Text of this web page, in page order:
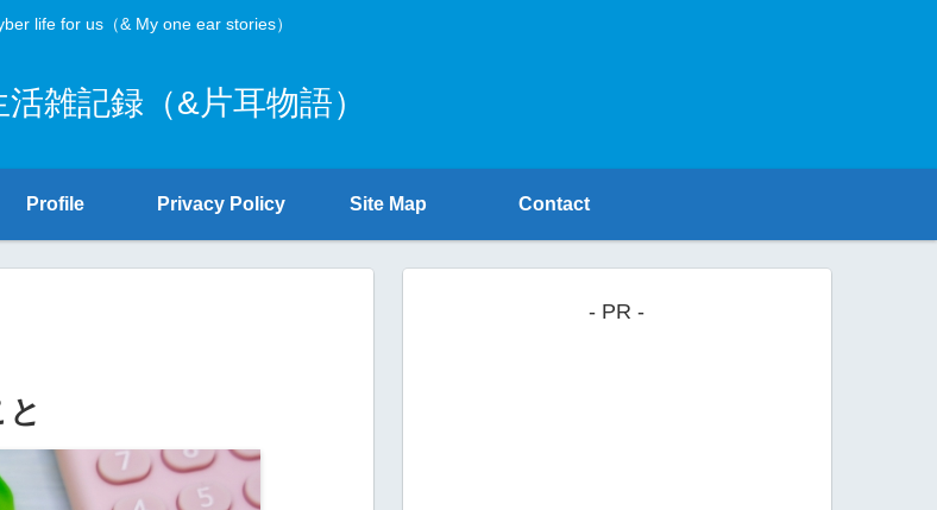
life for us（& My one ear stories）
雑記録（&片耳物語）
Profile Privacy Policy Site Map Contact
- PR -